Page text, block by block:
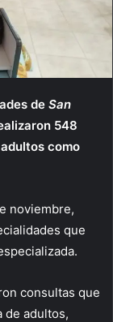
de San
548
como
noviembre,
que
consultas que
de adultos,